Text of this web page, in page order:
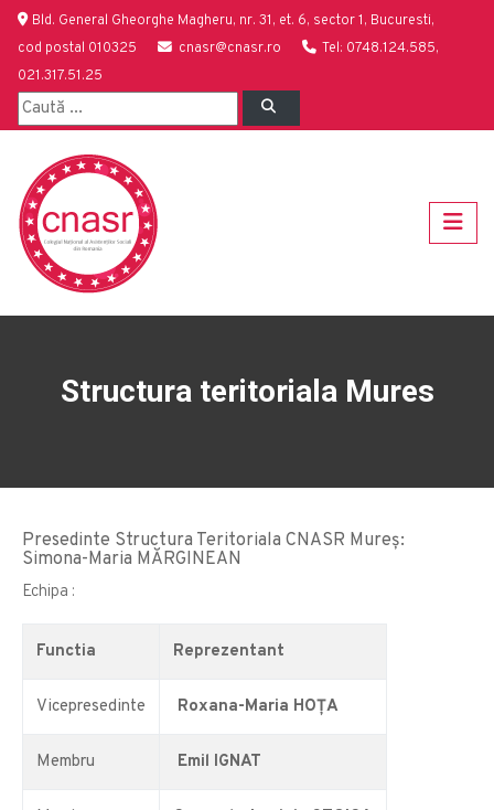
Bld. General Gheorghe Magheru, nr. 31, et. 6, sector 1, Bucuresti,
cod postal 010325
cnasr@cnasr.ro
Tel: 0748.124.585,
021.317.51.25
Structura teritoriala Mures
Presedinte Structura Teritoriala CNASR Mureș:
Simona-Maria MĂRGINEAN
Echipa :
Functia Reprezentant
Vicepresedinte Roxana-Maria HOȚA
Membru Emil IGNAT